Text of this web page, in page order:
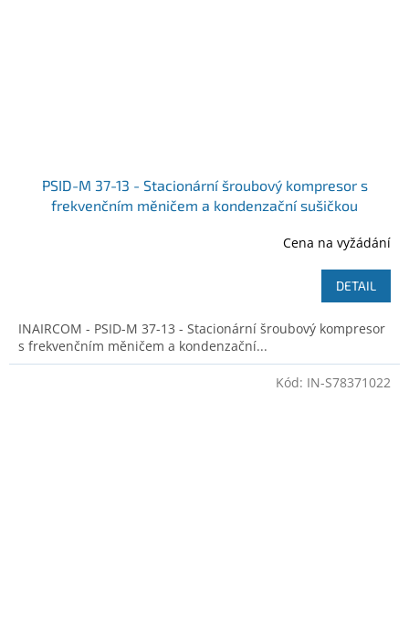
PSID-M 37-13 - Stacionární šroubový kompresor s
frekvenčním měničem a kondenzační sušičkou
Cena na vyžádání
DETAIL
INAIRCOM - PSID-M 37-13 - Stacionární šroubový kompresor
s frekvenčním měničem a kondenzační...
Kód: IN-S78371022